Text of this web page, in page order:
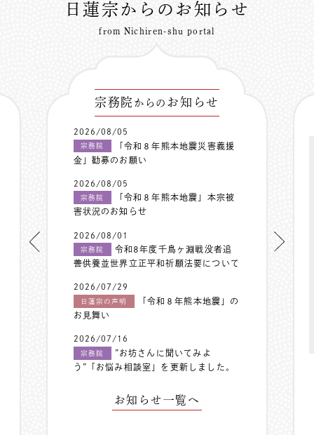
日蓮宗からのお知らせ
from Nichiren-shu portal
宗務院 からの お知らせ
2026/08/05
宗務院
「令和８年熊本地震災害義援
金」勧募のお願い
2026/08/05
宗務院
「令和８年熊本地震」本宗被
害状況のお知らせ
2026/08/01
宗務院
令和8年度千鳥ヶ淵戦没者追
善供養並世界立正平和祈願法要について
2026/07/29
日蓮宗の声明
「令和８年熊本地震」の
お見舞い
2026/07/16
宗務院
”お坊さんに聞いてみよ
う”「お悩み相談室」を更新しました。
お知らせ一覧へ